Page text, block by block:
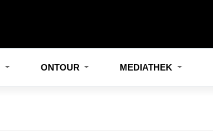
ONTOUR MEDIATHEK